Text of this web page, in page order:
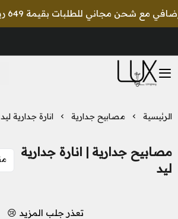
LUX Lighting
الرئيسية مصابيح جدارية انارة جدارية ليد
مصابيح جدارية | انارة جدارية
ليد
تعذر جلب المزيد 😢